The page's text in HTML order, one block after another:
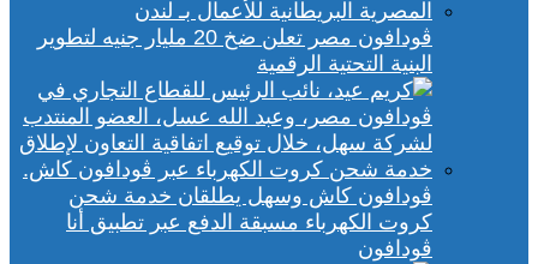
ڤودافون مصر تعلن ضخ 20 مليار جنيه لتطوير
البنية التحتية الرقمية
ڤودافون كاش وسهل يطلقان خدمة شحن
كروت الكهرباء مسبقة الدفع عبر تطبيق أنا
ڤودافون